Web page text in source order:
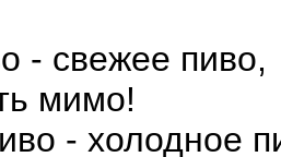
- свежее пиво,
мимо!
- холодное